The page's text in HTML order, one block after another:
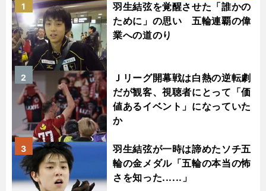
羽生結弦を覚醒させた「誰かの
ために」の思い 五輪連覇の偉
業への道のり
1
Ｊリーグ開幕戦は白熱の逆転劇
だが観客、視聴者にとって「価
値あるイベント」になっていた
か
2
羽生結弦が一時は諦めたソチ五
輪の金メダル「五輪の本当の怖
さを知った......」
3